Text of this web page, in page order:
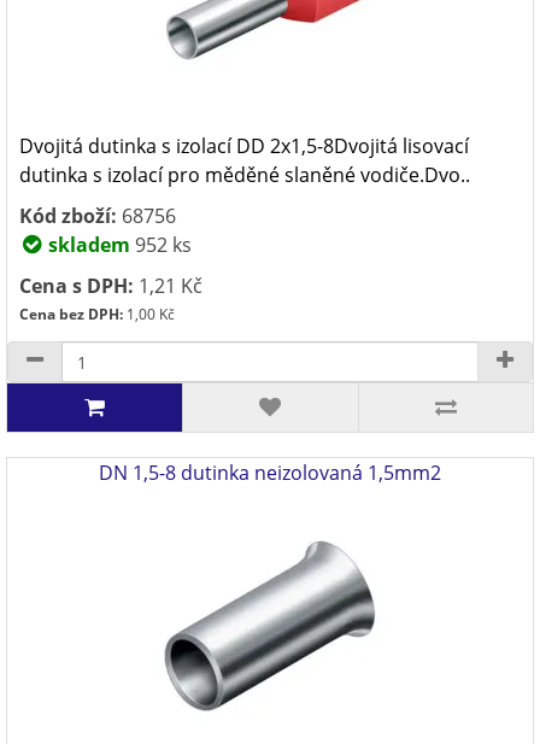
Dvojitá dutinka s izolací DD 2x1,5-8Dvojitá lisovací
dutinka s izolací pro měděné slaněné vodiče.Dvo..
Kód zboží: 68756
skladem 952 ks
Cena s DPH: 1,21 Kč
Cena bez DPH: 1,00 Kč
DN 1,5-8 dutinka neizolovaná 1,5mm2